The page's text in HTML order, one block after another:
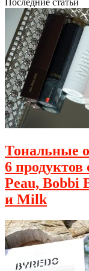
Тональные
6 продуктов
Peau, Bobbi
и Milk